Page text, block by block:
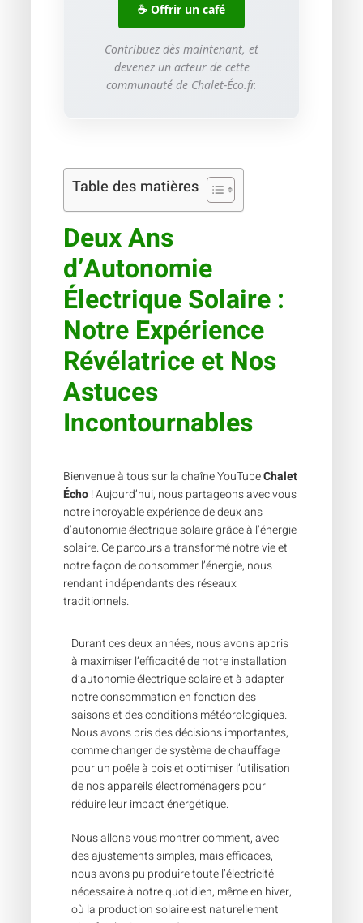
☕ Offrir un café
Contribuez dès maintenant, et
devenez un acteur de cette
communauté de Chalet-Éco.fr.
Table des matières
Deux Ans
d’Autonomie
Électrique Solaire :
Notre Expérience
Révélatrice et Nos
Astuces
Incontournables
Bienvenue à tous sur la chaîne YouTubeChalet
Écho! Aujourd’hui, nous partageons avec vous
notre incroyable expérience de deux ans
d’autonomie électrique solaire grâce à l’énergie
solaire. Ce parcours a transformé notre vie et
notre façon de consommer l’énergie, nous
rendant indépendants des réseaux
traditionnels.
Durant ces deux années, nous avons appris
à maximiser l’efficacité de notre installation
d’autonomie électrique solaire et à adapter
notre consommation en fonction des
saisons et des conditions météorologiques.
Nous avons pris des décisions importantes,
comme changer de système de chauffage
pour un poêle à bois et optimiser l’utilisation
de nos appareils électroménagers pour
réduire leur impact énergétique.
Nous allons vous montrer comment, avec
des ajustements simples, mais efficaces,
nous avons pu produire toute l’électricité
nécessaire à notre quotidien, même en hiver,
où la production solaire est naturellement